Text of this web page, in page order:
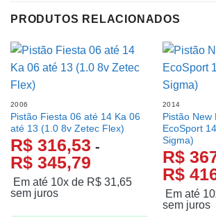
PRODUTOS RELACIONADOS
2006
Pistão Fiesta 06 até 14 Ka 06
até 13 (1.0 8v Zetec Flex)
R$316,53 -
R$345,79
Em até 10x de R$31,65
sem juros
2014
Pistão New
EcoSport
Sigma)
R$
R$
Em até
sem juros